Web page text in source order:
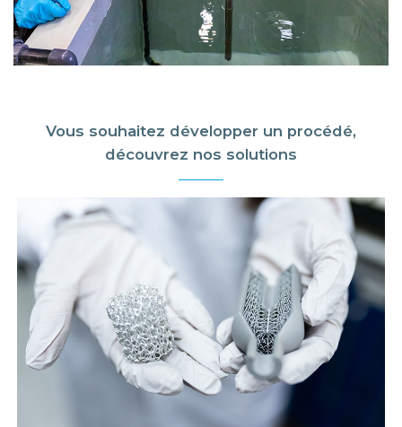
Vous souhaitez développer un procédé,
découvrez nos solutions